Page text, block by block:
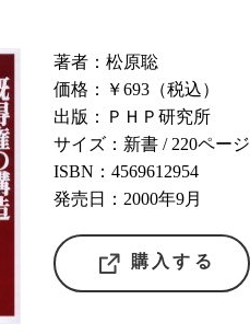
著者：松原聡
価格：￥693（税込）
出版：ＰＨＰ研究所
サイズ：新書 / 220ページ
ISBN：4569612954
発売日：2000年9月
購入する